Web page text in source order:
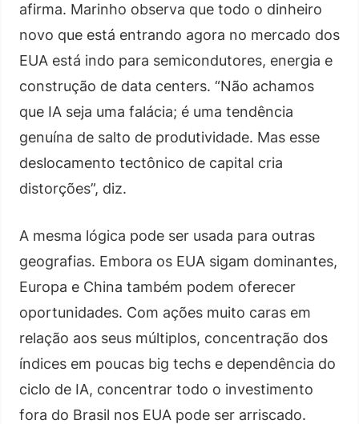
afirma. Marinho observa que todo o dinheiro
novo que está entrando agora no mercado dos
EUA está indo para semicondutores, energia e
construção de data centers. “Não achamos
que IA seja uma falácia; é uma tendência
genuína de salto de produtividade. Mas esse
deslocamento tectônico de capital cria
distorções”, diz.
A mesma lógica pode ser usada para outras
geografias. Embora os EUA sigam dominantes,
Europa e China também podem oferecer
oportunidades. Com ações muito caras em
relação aos seus múltiplos, concentração dos
índices em poucas big techs e dependência do
ciclo de IA, concentrar todo o investimento
fora do Brasil nos EUA pode ser arriscado.